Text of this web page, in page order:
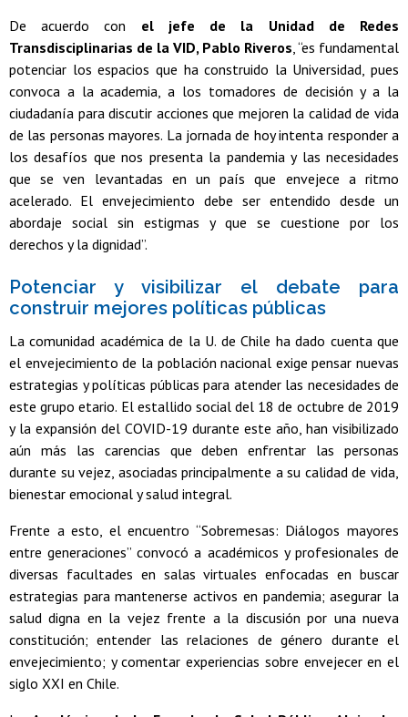
De acuerdo con el jefe de la Unidad de Redes
Transdisciplinarias de la VID, Pablo Riveros, “es fundamental
potenciar los espacios que ha construido la Universidad, pues
convoca a la academia, a los tomadores de decisión y a la
ciudadanía para discutir acciones que mejoren la calidad de vida
de las personas mayores. La jornada de hoy intenta responder a
los desafíos que nos presenta la pandemia y las necesidades
que se ven levantadas en un país que envejece a ritmo
acelerado. El envejecimiento debe ser entendido desde un
abordaje social sin estigmas y que se cuestione por los
derechos y la dignidad”.
Potenciar y visibilizar el debate para
construir mejores políticas públicas
La comunidad académica de la U. de Chile ha dado cuenta que
el envejecimiento de la población nacional exige pensar nuevas
estrategias y políticas públicas para atender las necesidades de
este grupo etario. El estallido social del 18 de octubre de 2019
y la expansión del COVID-19 durante este año, han visibilizado
aún más las carencias que deben enfrentar las personas
durante su vejez, asociadas principalmente a su calidad de vida,
bienestar emocional y salud integral.
Frente a esto, el encuentro “Sobremesas: Diálogos mayores
entre generaciones” convocó a académicos y profesionales de
diversas facultades en salas virtuales enfocadas en buscar
estrategias para mantenerse activos en pandemia; asegurar la
salud digna en la vejez frente a la discusión por una nueva
constitución; entender las relaciones de género durante el
envejecimiento; y comentar experiencias sobre envejecer en el
siglo XXI en Chile.